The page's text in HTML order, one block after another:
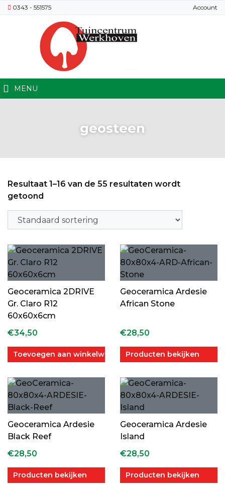
0343 - 551575 Account
MENU
geosteen
Resultaat 1–16 van de 55 resultaten wordt
getoond
Geoceramica 2DRIVE
Gr. Claro R12
60x60x6cm
€34,50
Toevoegen aan winkelwagen
Geoceramica Ardesie
African Stone
€28,50
Producten bekijken
Geoceramica Ardesie
Black Reef
€28,50
Producten bekijken
Geoceramica Ardesie
Island
€28,50
Producten bekijken